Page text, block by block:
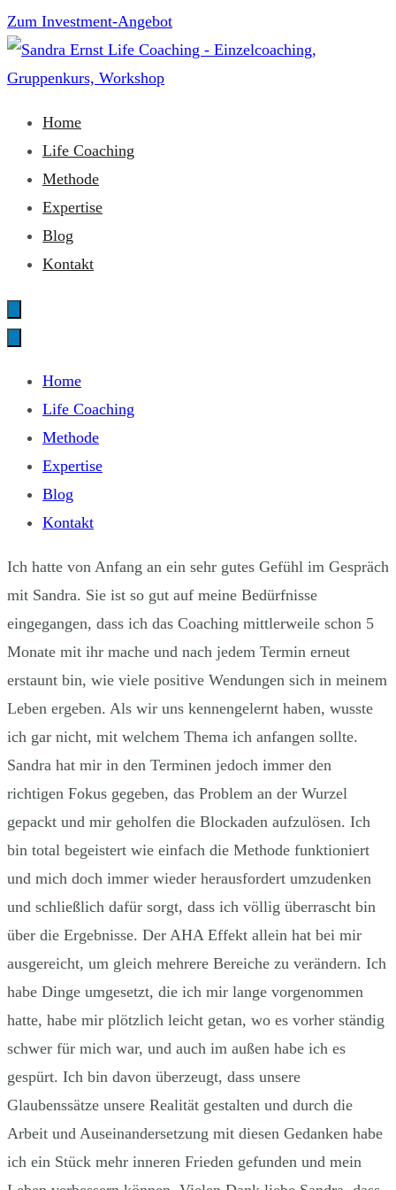
Zum
Inhalt
springen
Zum Investment-Angebot
Sandra Ernst Life Coaching
Home
Life Coaching
Methode
Expertise
Blog
Kontakt
Home
Life Coaching
Methode
Expertise
Blog
Kontakt
Ich hatte von Anfang an ein sehr gutes Gefühl im Gespräch
mit Sandra. Sie ist so gut auf meine Bedürfnisse
eingegangen, dass ich das Coaching mittlerweile schon 5
Monate mit ihr mache und nach jedem Termin erneut
erstaunt bin, wie viele positive Wendungen sich in meinem
Leben ergeben. Als wir uns kennengelernt haben, wusste
ich gar nicht, mit welchem Thema ich anfangen sollte.
Sandra hat mir in den Terminen jedoch immer den
richtigen Fokus gegeben, das Problem an der Wurzel
gepackt und mir geholfen die Blockaden aufzulösen. Ich
bin total begeistert wie einfach die Methode funktioniert
und mich doch immer wieder herausfordert umzudenken
und schließlich dafür sorgt, dass ich völlig überrascht bin
über die Ergebnisse. Der AHA Effekt allein hat bei mir
ausgereicht, um gleich mehrere Bereiche zu verändern. Ich
habe Dinge umgesetzt, die ich mir lange vorgenommen
hatte, habe mir plötzlich leicht getan, wo es vorher ständig
schwer für mich war, und auch im außen habe ich es
gespürt. Ich bin davon überzeugt, dass unsere
Glaubenssätze unsere Realität gestalten und durch die
Arbeit und Auseinandersetzung mit diesen Gedanken habe
ich ein Stück mehr inneren Frieden gefunden und mein